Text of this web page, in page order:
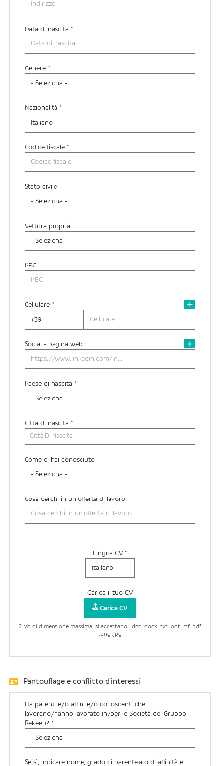
Data di nascita *
Genere *
Nazionalità *
Codice fiscale *
Stato civile
Vettura propria
PEC
Cellulare *
Social - pagina web
Paese di nascita *
Città di nascita *
Città Di Nascita
Come ci hai conosciuto
Cosa cerchi in un'offerta di lavoro
Lingua CV *
Carica il tuo CV
Carica CV
2 Mb di dimensione massima, si accettano: .doc .docx .txt .odt .rtf .pdf
.png .jpg
Pantouflage e conflitto d'interessi
Ha parenti e/o affini e/o conoscenti che
lavorano/hanno lavorato in/per le Società del Gruppo
Rekeep? *
Se sì, indicare nome, grado di parentela o di affinità e